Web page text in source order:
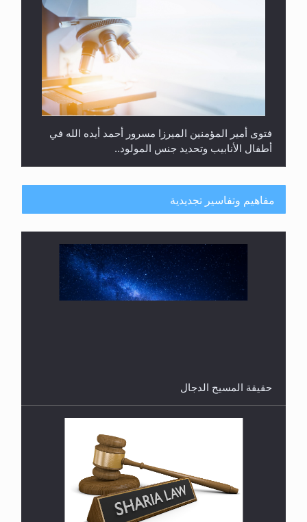
فتوى أمير المؤمنين الميرزا مسرور أحمد أيده الله في
أطفال الأنابيب وتحديد جنس المولود..
هل تعتبر الأشفار الاصطناعية (الرموش الاصطناعية)
مفاهيم وتفاسير تجديدية
حقيقة المسيح الدجال